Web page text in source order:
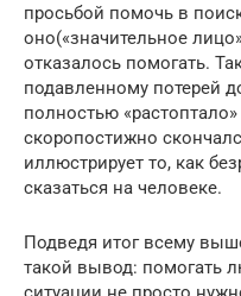
просьбой помочь в
оно(«значительное
отказалось помогать.
подавленному потерей
полностью
скоропостижно
иллюстрирует то, как
сказаться на человеке.
Подведя итог всему
такой вывод: помогать